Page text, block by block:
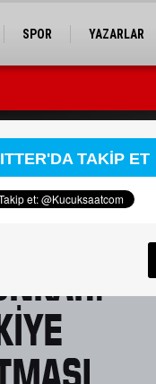
SPOR YAZARLAR
TAKİP ET